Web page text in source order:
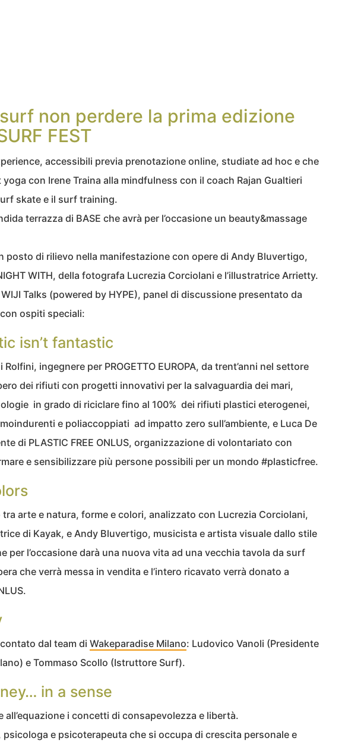
non perdere la prima edizione
FEST
accessibili previa prenotazione online, studiate ad hoc e che
con Irene Traina alla mindfulness con il coach Rajan Gualtieri
skate e il surf training.
terrazza di BASE che avrà per l’occasione un beauty&massage
posto di rilievo nella manifestazione con opere di Andy Bluvertigo,
WITH, della fotografa Lucrezia Corciolani e l’illustratrice Arrietty.
Talks (powered by HYPE), panel di discussione presentato da
ospiti speciali:
isn’t fantastic
ingegnere per PROGETTO EUROPA, da trent’anni nel settore
dei rifiuti con progetti innovativi per la salvaguardia dei mari,
in grado di riciclare fino al 100% dei rifiuti plastici eterogenei,
e poliaccoppiati ad impatto zero sull’ambiente, e Luca De
di PLASTIC FREE ONLUS, organizzazione di volontariato con
e sensibilizzare più persone possibili per un mondo #plasticfree.
arte e natura, forme e colori, analizzato con Lucrezia Corciolani,
di Kayak, e Andy Bluvertigo, musicista e artista visuale dallo stile
per l’occasione darà una nuova vita ad una vecchia tavola da surf
che verrà messa in vendita e l’intero ricavato verrà donato a
dal team di Wakeparadise Milano: Ludovico Vanoli (Presidente
e Tommaso Scollo (Istruttore Surf).
in a sense
all’equazione i concetti di consapevolezza e libertà.
psicologa e psicoterapeuta che si occupa di crescita personale e